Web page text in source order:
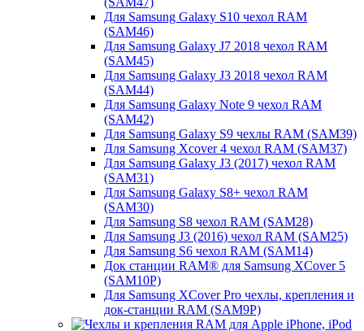
Для Samsung Galaxy S10 чехол RAM
(SAM46)
Для Samsung Galaxy J7 2018 чехол RAM
(SAM45)
Для Samsung Galaxy J3 2018 чехол RAM
(SAM44)
Для Samsung Galaxy Note 9 чехол RAM
(SAM42)
Для Samsung Galaxy S9 чехлы RAM (SAM39)
Для Samsung Xcover 4 чехол RAM (SAM37)
Для Samsung Galaxy J3 (2017) чехол RAM
(SAM31)
Для Samsung Galaxy S8+ чехол RAM
(SAM30)
Для Samsung S8 чехол RAM (SAM28)
Для Samsung J3 (2016) чехол RAM (SAM25)
Для Samsung S6 чехол RAM (SAM14)
Док станции RAM® для Samsung XCover 5
(SAM10P)
Для Samsung XCover Pro чехлы, крепления и
док-станции RAM (SAM9P)